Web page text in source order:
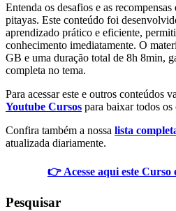
Entenda os desafios e as
pitayas. Este conteúdo foi
aprendizado prático e eficiente,
conhecimento imediatamente. O
GB e uma duração total de 8h 8min,
completa no tema.
Para acessar este e outros conteúdos
Youtube Cursos para baixar todos
Confira também a nossa lista
atualizada diariamente.
👉 Acesse aqui este
Pesquisar